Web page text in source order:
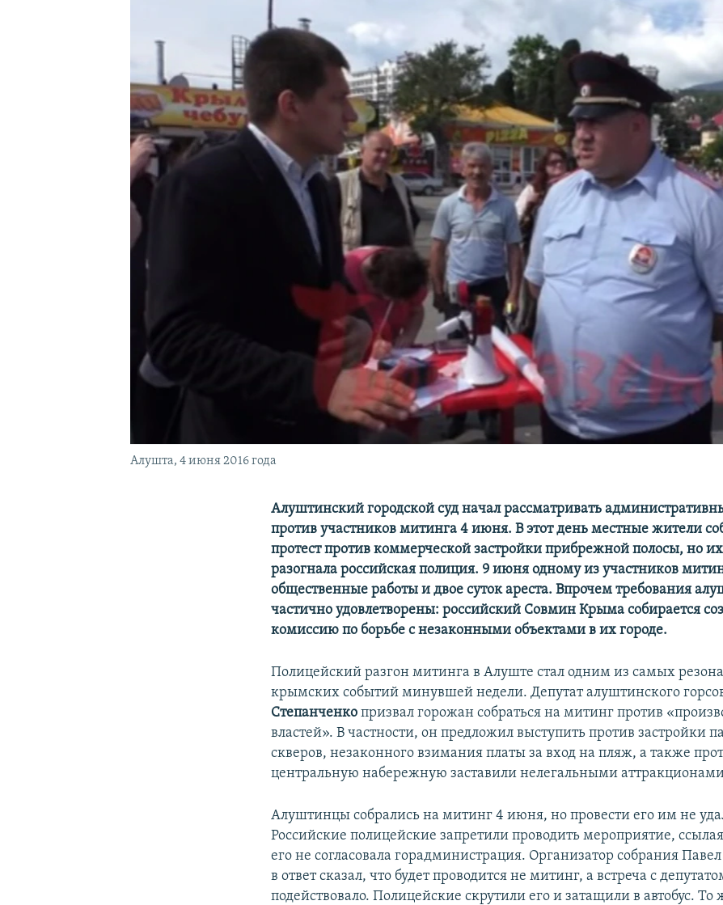
УКРАИНСКАЯ ПРОБЛЕМА КРЫМА
Алушта, 4 июня 2016 года
Алуштинский городской суд начал рассматривать
против участников митинга 4 июня. В этот день местные жители
протест против коммерческой застройки прибрежной полосы, но
разогнала российская полиция. 9 июня одному из участников
общественные работы и двое суток ареста. Впрочем требования
частично удовлетворены: российский Совмин Крыма собирается
комиссию по борьбе с незаконными объектами в их городе.
Полицейский разгон митинга в Алуште стал одним из самых
крымских событий минувшей недели. Депутат алуштинского
Степанченкопризвал горожан собраться на митинг против
властей». В частности, он предложил выступить против застройки
скверов, незаконного взимания платы за вход на пляж, а также
центральную набережную заставили нелегальными
Алуштинцы собрались на митинг 4 июня, но провести его им не
Российские полицейские запретили проводить мероприятие,
его не согласовала горадминистрация. Организатор собрания
в ответ сказал, что будет проводится не митинг, а встреча с
подействовало. Полицейские скрутили его и затащили в автобус. То